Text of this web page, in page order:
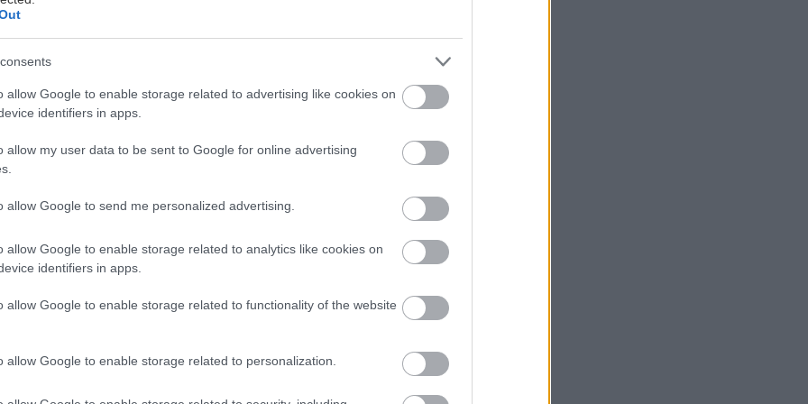
allow Google to enable storage related to advertising like cookies on
identifiers in apps.
allow my user data to be sent to Google for online advertising
allow Google to send me personalized advertising.
allow Google to enable storage related to analytics like cookies on
identifiers in apps.
allow Google to enable storage related to functionality of the website
allow Google to enable storage related to personalization.
μυρωδιά νοτισμένης γης, τα πρώτα ζεστά ροφήματα και η
στιγμών. Για τον καθένα κάτι σηματοδοτεί η έλευση
και για τον καθένα έχει συνδυαστεί με ήχους και λόγια, που έχουν
την υφή του Οκτώβρη και την «γλύκα» του Νοέμβρη.
και ρωτήσαμε κι εσάς,
ποια τραγούδια και ποια λογοτεχνικά
λοιπόν, την mini-ανθολογία Φθινοπώρου του in2life.